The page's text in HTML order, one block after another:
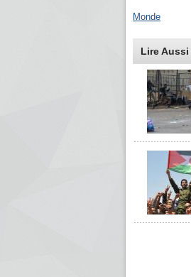
Monde
Lire Aussi